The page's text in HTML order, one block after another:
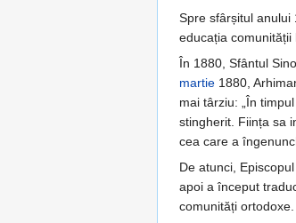
Spre sfârșitul anului
educația comunității
În 1880, Sfântul
martie 1880,
mai târziu: „În
stingherit. Ființa sa
cea care a
De atunci,
apoi a început
comunități ortodoxe.